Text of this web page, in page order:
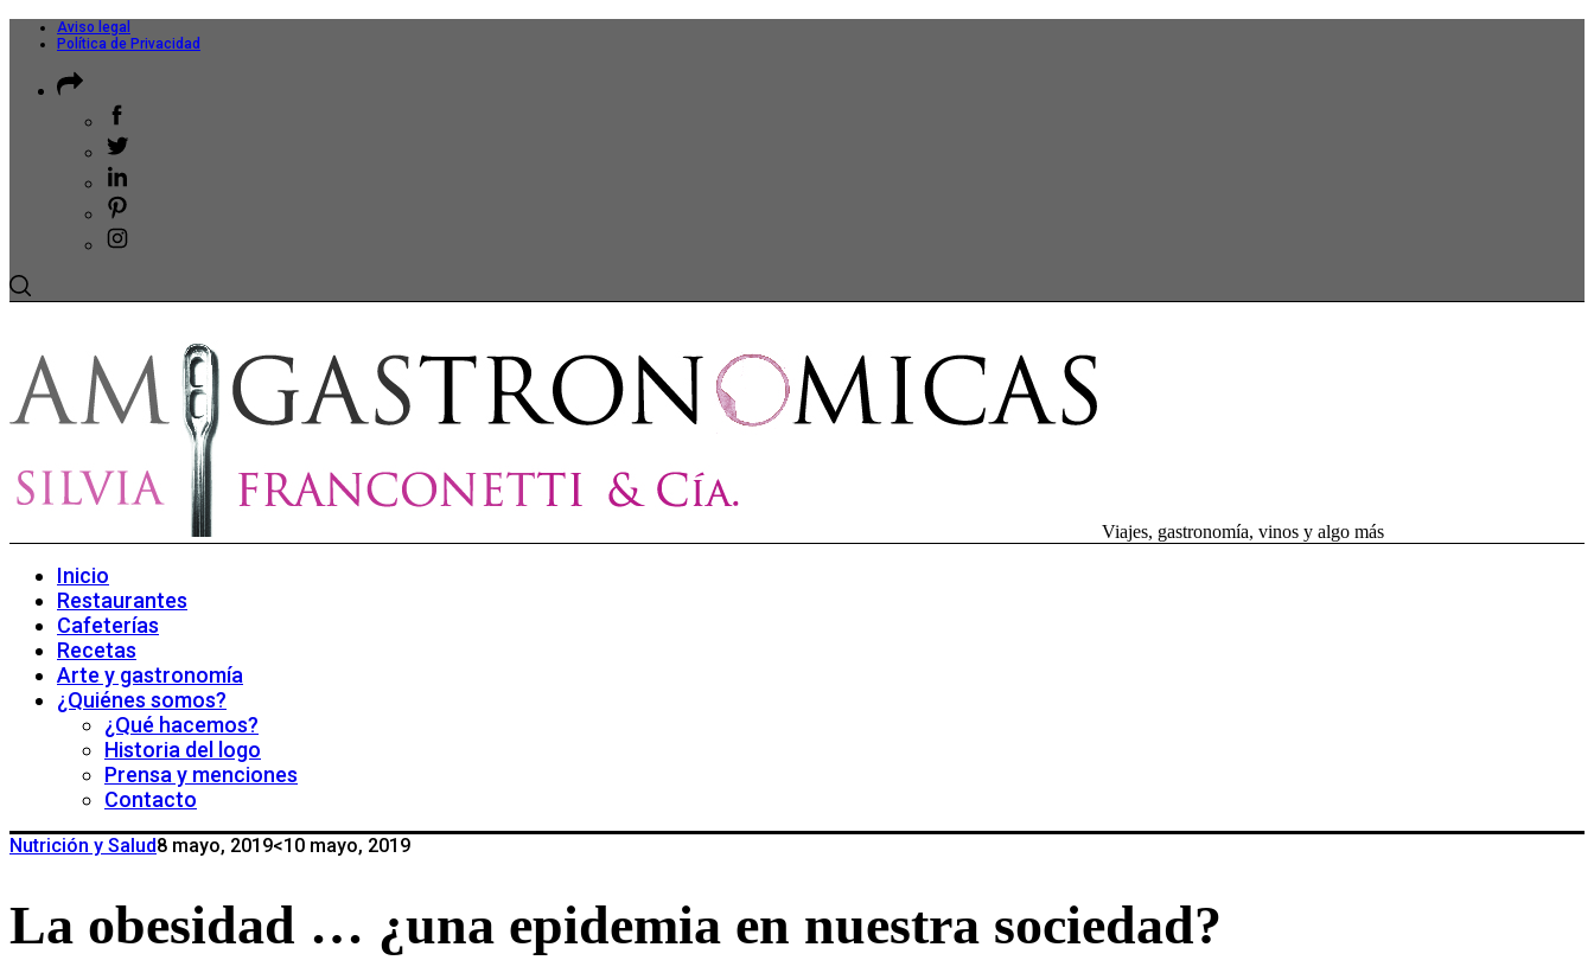
Aviso legal
Política de Privacidad
Viajes, gastronomía, vinos y algo más
Inicio
Restaurantes
Cafeterías
Recetas
Arte y gastronomía
¿Quiénes somos?
¿Qué hacemos?
Historia del logo
Prensa y menciones
Contacto
Nutrición y Salud8 mayo, 2019<10 mayo, 2019
La obesidad … ¿una epidemia en nuestra sociedad?